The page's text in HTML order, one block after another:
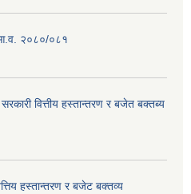
आ.व. २०८०/०८१
वित्तीय हस्तान्तरण र बजेत बक्तब्य
हस्तान्तरण र बजेट बक्तव्य